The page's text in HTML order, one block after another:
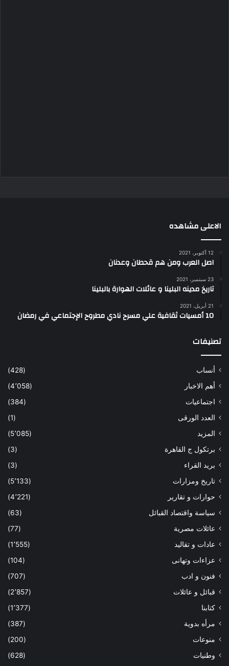
الاعلى مشاهده
12 أكتوبر، 2021
اصل العرب ومن هم قحطان وعدنان
23 سبتمبر، 2021
تاريخ مدينه البلينا و عائلات الهوارة بالبلينا
21 أبريل، 2021
10 أمسيات ثقافية علي مسرح نادي مطروح الإجتماعي في رمضان
تصنيفات
أنساب
(428)
أهم الاخبار
(4٬058)
اجتماعيات
(384)
العدد الورقى
(1)
المزيد
(5٬085)
برتكول ج القاهرة
(3)
بريد القراء
(3)
تاريخ ومزارات
(5٬133)
حوارات و تقارير
(4٬221)
سياسة واقتصاد القبائل
(63)
عائلات مصرية
(77)
عادات و تقاليد
(1٬555)
عزاءات وتهانى
(104)
فنون و ادب
(707)
قبائل و عائلات
(2٬857)
كتابنا
(1٬377)
مرأه بدوية
(387)
منوعات
(200)
وطنيات
(628)